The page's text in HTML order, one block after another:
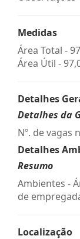
Medidas
Área Total -
Área Útil -
Detalhes
Detalhes da
Nº. de vagas
Detalhes
Resumo
Ambientes -
de
Localização